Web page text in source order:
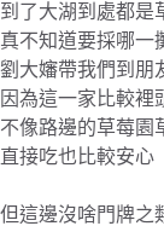
到了大湖到處都是
真不知道要採哪一
劉大嬸帶我們到朋
因為這一家比較裡
不像路邊的草莓園
直接吃也比較安心
但這邊沒啥門牌之